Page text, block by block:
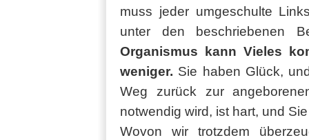
muss jeder umgeschulte
unter den beschriebenen
Organismus kann Vieles
weniger. Sie haben Glück,
Weg zurück zur
notwendig wird, ist hart, und
Wovon wir trotzdem